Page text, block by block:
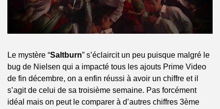
Le mystère “Saltburn” s’éclaircit un peu puisque malgré le
bug de Nielsen qui a impacté tous les ajouts Prime Video
de fin décembre, on a enfin réussi à avoir un chiffre et il
s’agit de celui de sa troisième semaine. Pas forcément
idéal mais on peut le comparer à d’autres chiffres 3ème